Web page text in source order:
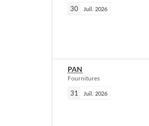
30 Juil. 2026
PAN
Fournitures
31 Juil. 2026